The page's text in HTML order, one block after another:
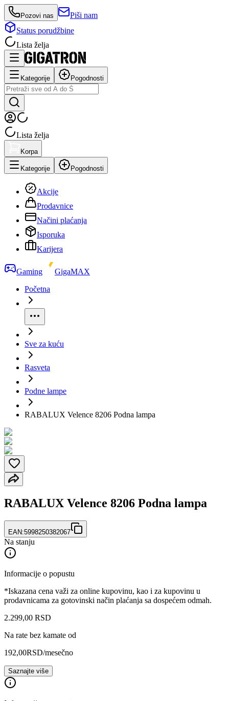
Pozovi nas
Piši nam
Status porudžbine
Lista želja
Kategorije Pogodnosti
Lista želja
Korpa
Kategorije Pogodnosti
Akcije
Prodavnice
Načini plaćanja
Isporuka
Karijera
Gaming
GigaMAX
Početna
Sve za kuću
Rasveta
Podne lampe
RABALUX Velence 8206 Podna lampa
RABALUX Velence 8206 Podna lampa
EAN:5998250382067
Na stanju
Informacije o popustu
*Iskazana cena važi za online kupovinu, kao i za kupovinu u
prodavnicama za gotovinski način plaćanja sa dospećem odmah.
2.299,00 RSD
Na rate bez kamate od
192,00RSD/mesečno
Saznajte više